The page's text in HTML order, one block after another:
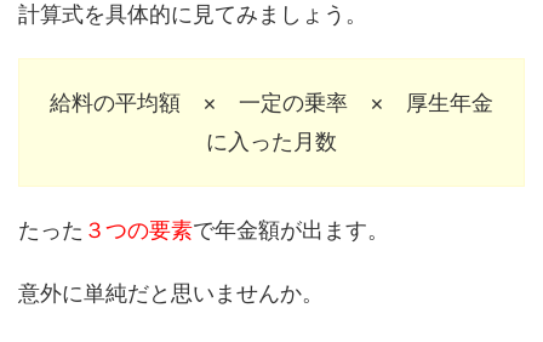
計算式を具体的に見てみましょう。
給料の平均額 × 一定の乗率 × 厚生年金
に入った月数
たった ３つの要素で年金額が出ます。
意外に単純だと思いませんか。